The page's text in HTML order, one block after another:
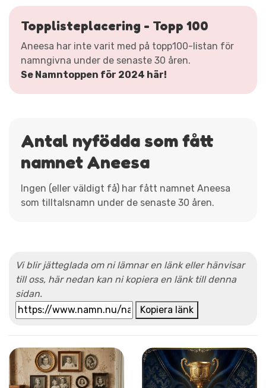
Topplisteplacering - Topp 100
Aneesa har inte varit med på topp100-listan för
namngivna under de senaste 30 åren.
Se Namntoppen för 2024 här!
Antal nyfödda som fått
namnet Aneesa
Ingen (eller väldigt få) har fått namnet Aneesa
som tilltalsnamn under de senaste 30 åren.
Vi blir jätteglada om ni lämnar en länk eller hänvisar
till oss, här nedan kan ni kopiera en länk till denna
sidan.
Kopiera länk